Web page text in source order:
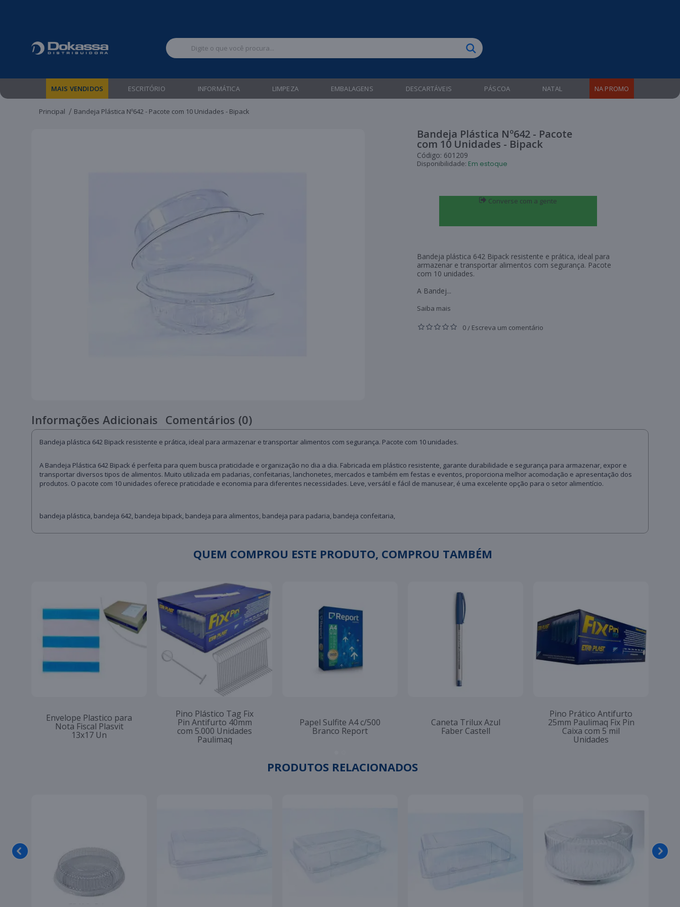
MAIS VENDIDOS ESCRITÓRIO INFORMÁTICA LIMPEZA EMBALAGENS DESCARTÁVEIS PÁSCOA NATAL NA PROMO
Principal Bandeja Plástica Nº642 - Pacote com 10 Unidades - Bipack
Bandeja Plástica Nº642 - Pacote
com 10 Unidades - Bipack
Código: 601209
Disponibilidade: Em estoque
Converse com a gente
Bandeja plástica 642 Bipack resistente e prática, ideal para
armazenar e transportar alimentos com segurança. Pacote
com 10 unidades.
A Bandej...
Saiba mais
0/ Escreva um comentário
Informações Adicionais Comentários (0)
Bandeja plástica 642 Bipack resistente e prática, ideal para armazenar e transportar alimentos com segurança. Pacote com 10 unidades.
A Bandeja Plástica 642 Bipack é perfeita para quem busca praticidade e organização no dia a dia. Fabricada em plástico resistente, garante durabilidade e segurança para armazenar, expor e
transportar diversos tipos de alimentos. Muito utilizada em padarias, confeitarias, lanchonetes, mercados e também em festas e eventos, proporciona melhor acomodação e apresentação dos
produtos. O pacote com 10 unidades oferece praticidade e economia para diferentes necessidades. Leve, versátil e fácil de manusear, é uma excelente opção para o setor alimentício.
bandeja plástica, bandeja 642, bandeja bipack, bandeja para alimentos, bandeja para padaria, bandeja confeitaria,
QUEM COMPROU ESTE PRODUTO, COMPROU TAMBÉM
Envelope Plastico para
Nota Fiscal Plasvit
13x17 Un
Pino Plástico Tag Fix
Pin Antifurto 40mm
com 5.000 Unidades
Paulimaq
Papel Sulfite A4 c/500
Branco Report
Caneta Trilux Azul
Faber Castell
Pino Prático Antifurto
25mm Paulimaq Fix Pin
Caixa com 5 mil
Unidades
PRODUTOS RELACIONADOS